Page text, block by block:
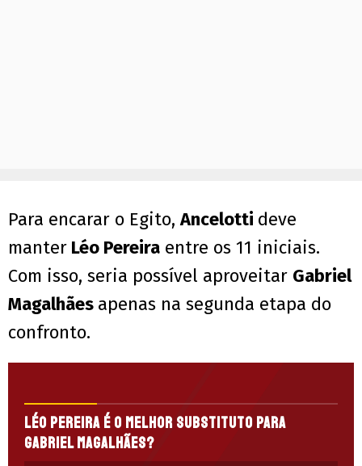
Para encarar o Egito,Ancelotti deve
manter Léo Pereira entre os 11 iniciais.
Com isso, seria possível aproveitar Gabriel
Magalhães apenas na segunda etapa do
confronto.
Léo Pereira é o melhor substituto para
Gabriel Magalhães?